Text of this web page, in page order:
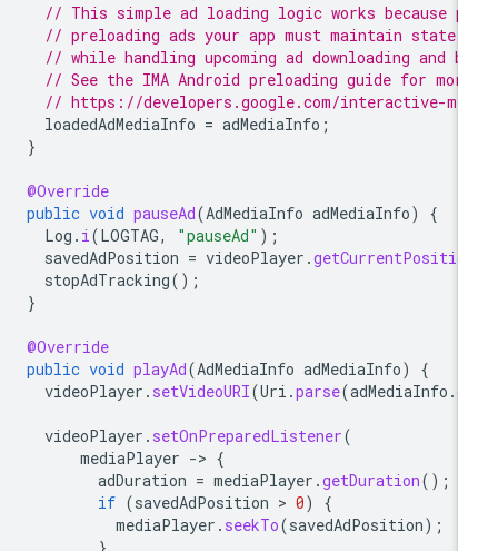
// This simple ad loading logic works because
// preloading ads your app must maintain
// while handling upcoming ad downloading and
// See the IMA Android preloading guide for
// https://developers.google.com/interactive-
loadedAdMediaInfo
= adMediaInfo
@Override
public void pauseAd(AdMediaInfo adMediaInfo
Log.i(LOGTAG, "pauseAd"
savedAdPosition
= videoPlayer.
stopAdTracking
@Override
public void playAd(AdMediaInfo adMediaInfo
videoPlayer.setVideoURI( Uri.parse(adMediaInfo
videoPlayer.setOnPreparedListener
mediaPlayer -
adDuration
= mediaPlayer.getDuration
if (savedAdPosition > 0
mediaPlayer.seekTo(savedAdPosition